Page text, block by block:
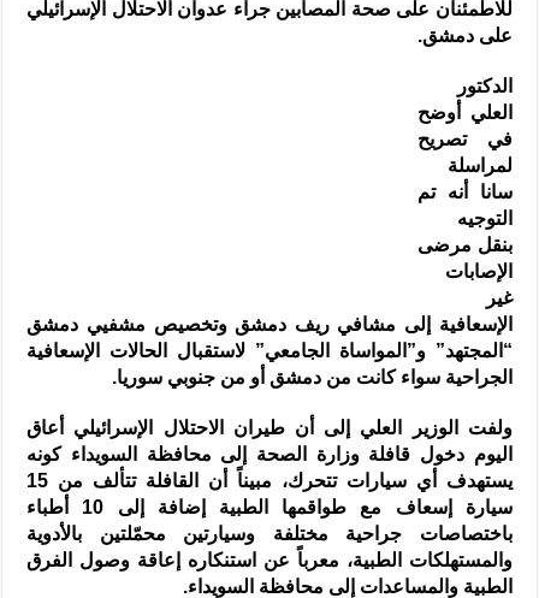
للاطمئنان على صحة المصابين جراء عدوان الاحتلال الإسرائيلي
على دمشق.
الدكتور
العلي أوضح
في تصريح
لمراسلة
سانا أنه تم
التوجيه
بنقل مرضى
الإصابات
غير
الإسعافية إلى مشافي ريف دمشق وتخصيص مشفيي دمشق
“المجتهد” و”المواساة الجامعي” لاستقبال الحالات الإسعافية
الجراحية سواء كانت من دمشق أو من جنوبي سوريا.
ولفت الوزير العلي إلى أن طيران الاحتلال الإسرائيلي أعاق
اليوم دخول قافلة وزارة الصحة إلى محافظة السويداء كونه
يستهدف أي سيارات تتحرك، مبيناً أن القافلة تتألف من 15
سيارة إسعاف مع طواقمها الطبية إضافة إلى 10 أطباء
باختصاصات جراحية مختلفة وسيارتين محمّلتين بالأدوية
والمستهلكات الطبية، معرباً عن استنكاره إعاقة وصول الفرق
الطبية والمساعدات إلى محافظة السويداء.